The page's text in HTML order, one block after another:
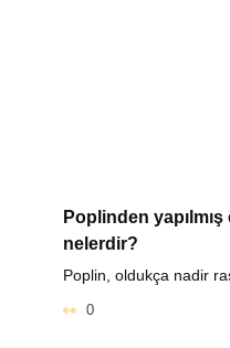
Poplinden
nelerdir?
Poplin, oldukça nadir
0